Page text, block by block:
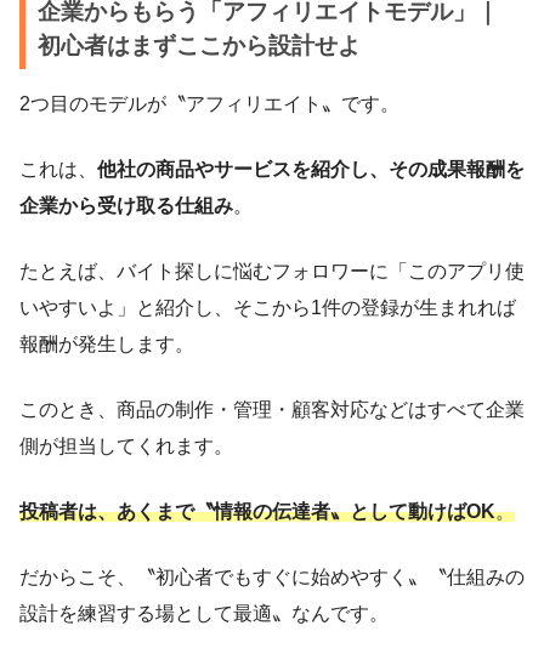
企業からもらう「アフィリエイトモデル」｜
初心者はまずここから設計せよ
2つ目のモデルが〝アフィリエイト〟です。
これは、 他社の商品やサービスを紹介し、その成果報酬を
企業から受け取る仕組み。
たとえば、バイト探しに悩むフォロワーに「このアプリ使
いやすいよ」と紹介し、そこから1件の登録が生まれれば
報酬が発生します。
このとき、商品の制作・管理・顧客対応などはすべて企業
側が担当してくれます。
投稿者は、あくまで〝情報の伝達者〟として動けばOK。
だからこそ、〝初心者でもすぐに始めやすく〟〝仕組みの
設計を練習する場として最適〟なんです。